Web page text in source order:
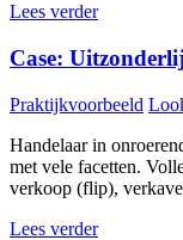
Lees verder
Case:
Praktijkvoorbeeld
Handelaar in
met vele facetten.
verkoop (flip),
Lees verder